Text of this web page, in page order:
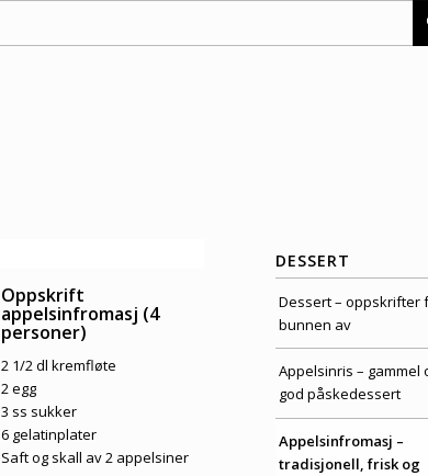
Oppskrift
appelsinfromasj (4
personer)
2 1/2 dl kremfløte
2 egg
3 ss sukker
6 gelatinplater
Saft og skall av 2 appelsiner
DESSERT
Dessert – oppskrifter
bunnen av
Appelsinris – gammel
god påskedessert
Appelsinfromasj –
tradisjonell, frisk og